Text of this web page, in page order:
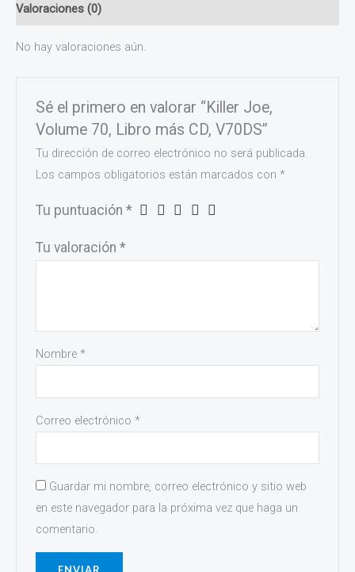
Valoraciones (0)
No hay valoraciones aún.
Sé el primero en valorar “Killer Joe,
Volume 70, Libro más CD, V70DS”
Tu dirección de correo electrónico no será publicada.
Los campos obligatorios están marcados con*
Tu puntuación*
Tu valoración*
Nombre*
Correo electrónico*
Guardar mi nombre, correo electrónico y sitio web
en este navegador para la próxima vez que haga un
comentario.